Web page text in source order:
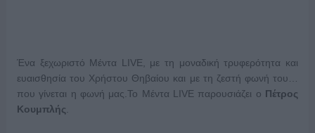
Ένα ξεχωριστό Μέντα LIVE, με τη μοναδική τρυφερότητα και
ευαισθησία του Χρήστου Θηβαίου και με τη ζεστή φωνή του…
που γίνεται η φωνή μας.Το Μέντα LIVE παρουσιάζει ο Πέτρος
Κουμπλής.